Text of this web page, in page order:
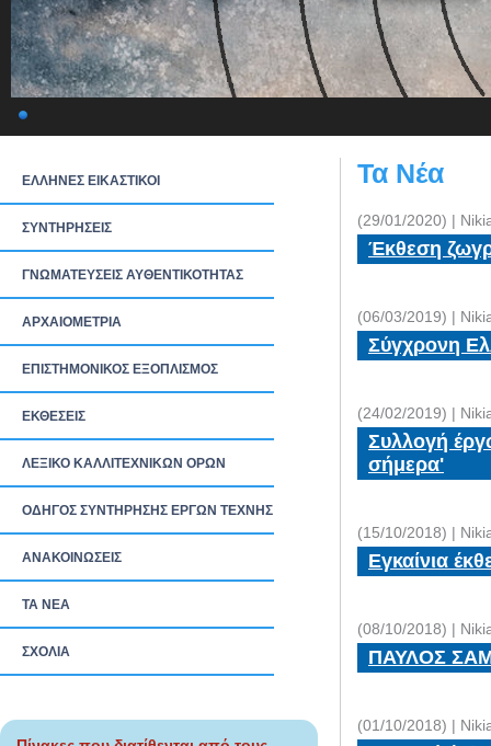
ΕΛΛΗΝΕΣ ΕΙΚΑΣΤΙΚΟΙ
ΣΥΝΤΗΡΗΣΕΙΣ
ΓΝΩΜΑΤΕΥΣΕΙΣ ΑΥΘΕΝΤΙΚΟΤΗΤΑΣ
ΑΡΧΑΙΟΜΕΤΡΙΑ
ΕΠΙΣΤΗΜΟΝΙΚΟΣ ΕΞΟΠΛΙΣΜΟΣ
ΕΚΘΕΣΕΙΣ
ΛΕΞΙΚΟ ΚΑΛΛΙΤΕΧΝΙΚΩΝ ΟΡΩΝ
ΟΔΗΓΟΣ ΣΥΝΤΗΡΗΣΗΣ ΕΡΓΩΝ ΤΕΧΝΗΣ
ΑΝΑΚΟΙΝΩΣΕΙΣ
ΤΑ ΝEΑ
ΣΧΟΛΙΑ
Τα Νέα
(29/01/2020) |
Έκθεση
(06/03/2019) |
Σύγχρονη
(24/02/2019) |
Συλλογή
σήμερα'
(15/10/2018) |
Εγκαίνια
(08/10/2018) |
ΠΑΥΛΟΣ
(01/10/2018) |